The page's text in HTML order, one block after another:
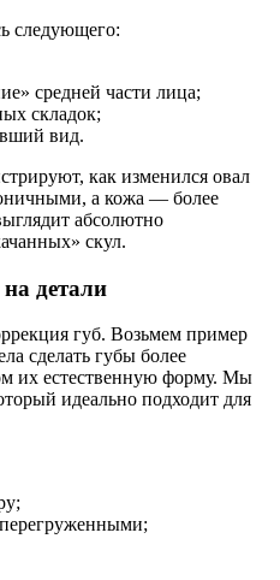
следующего:
средней части лица;
складок;
вид.
как изменился овал
а кожа — более
абсолютно
скул.
детали
губ. Возьмем пример
сделать губы более
их естественную форму. Мы
идеально подходит для